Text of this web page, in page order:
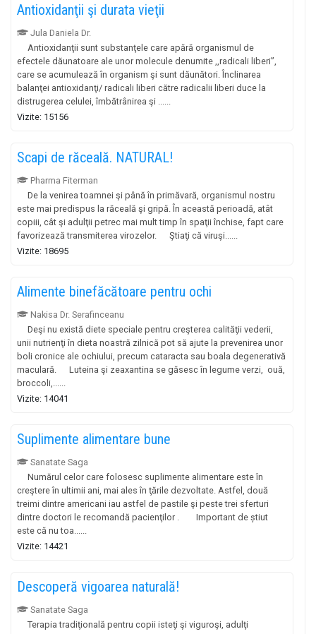
Antioxidanţii şi durata vieţii
Jula Daniela Dr.
Antioxidanţii sunt substanţele care apără organismul de
efectele dăunatoare ale unor molecule denumite ,,radicali liberi”,
care se acumulează în organism şi sunt dăunători. Înclinarea
balanţei antioxidanţi/ radicali liberi către radicalii liberi duce la
distrugerea celulei, îmbătrânirea şi ......
Vizite: 15156
Scapi de răceală. NATURAL!
Pharma Fiterman
De la venirea toamnei şi până în primăvară, organismul nostru
este mai predispus la răceală şi gripă. În această perioadă, atât
copiii, cât şi adulţii petrec mai mult timp în spaţii închise, fapt care
favorizează transmiterea virozelor. Ştiaţi că viruşi......
Vizite: 18695
Alimente binefăcătoare pentru ochi
Nakisa Dr. Serafinceanu
Deşi nu există diete speciale pentru creşterea calităţii vederii,
unii nutrienţi în dieta noastră zilnică pot să ajute la prevenirea unor
boli cronice ale ochiului, precum cataracta sau boala degenerativă
maculară. Luteina şi zeaxantina se găsesc în legume verzi, ouă,
broccoli,......
Vizite: 14041
Suplimente alimentare bune
Sanatate Saga
Numărul celor care folosesc suplimente alimentare este în
creştere în ultimii ani, mai ales în ţările dezvoltate. Astfel, două
treimi dintre americani iau astfel de pastile şi peste trei sferturi
dintre doctori le recomandă pacienţilor . Important de știut
este că nu toa......
Vizite: 14421
Descoperă vigoarea naturală!
Sanatate Saga
Terapia tradiţională pentru copii isteţi şi viguroşi, adulţi